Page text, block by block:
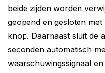
beide zijden worden
geopend en gesloten
knop. Daarnaast sluit de
seconden automatisch
waarschuwingssignaal